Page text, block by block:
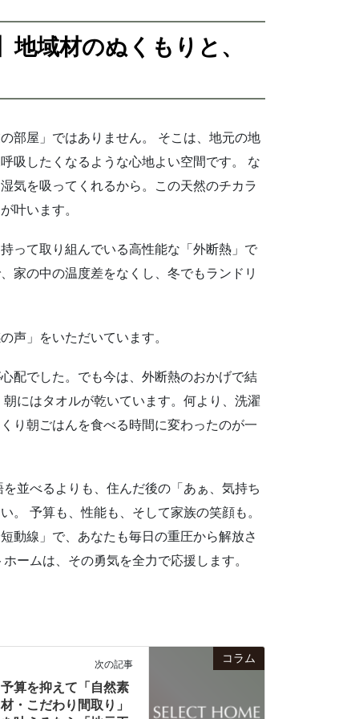
域材のぬくもりと、
部屋」ではありません。 そこは、地元の地
吸したくなるような心地よい空間です。 な
気を吸ってくれるから。この天然のチカラ
叶います。
って取り組んでいる高性能な「外断熱」で
家の中の温度差をなくし、冬でもランドリ
声」をいただいています。
配でした。でも今は、外断熱のおかげで結
にはタオルが乾いています。何より、洗濯
り朝ごはんを食べる時間に変わったのが一
並べるよりも、住んだ後の「あぁ、気持ち
。 予算も、性能も、そして家族の笑顔も。
動線」で、あなたも毎日の重圧から解放さ
ームは、その勇気を全力で応援します。
コラム
次の記事
予算を抑えて「自然素
材・こだわり間取り」